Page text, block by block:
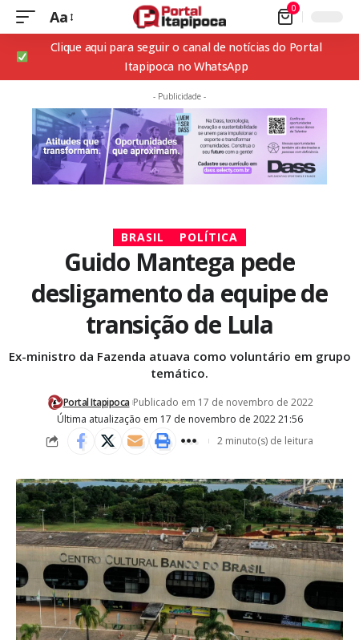
Aa 0
Clique aqui para seguir o canal de notícias do Portal
Itapipoca no WhatsApp
- Publicidade -
BRASIL POLÍTICA
Guido Mantega pede
desligamento da equipe de
transição de Lula
Ex-ministro da Fazenda atuava como voluntário em grupo
temático.
Última atualização em 17 de novembro de 2022 21:56
Portal Itapipoca Publicado em 17 de novembro de 2022
2 minuto(s) de leitura